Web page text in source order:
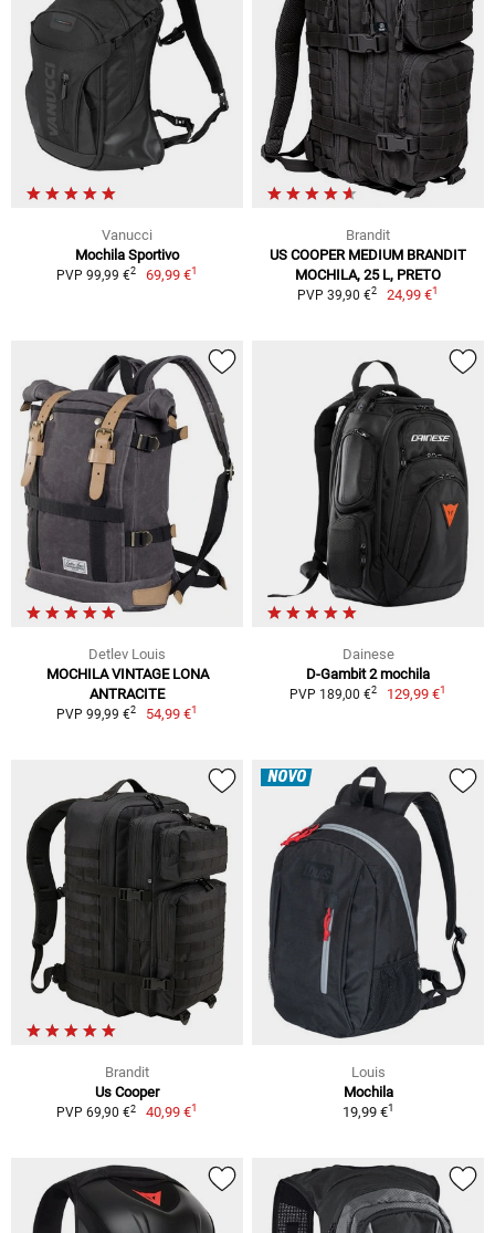
Vanucci
Mochila Sportivo
PVP 99,99 €2 69,99 €1
Brandit
US COOPER MEDIUM BRANDIT
MOCHILA, 25 L, PRETO
PVP 39,90 €2 24,99 €1
Detlev Louis
MOCHILA VINTAGE LONA
ANTRACITE
PVP 99,99 €2 54,99 €1
Dainese
D-Gambit 2 mochila
PVP 189,00 €2 129,99 €1
Brandit
Us Cooper
PVP 69,90 €2 40,99 €1
NOVO
Louis
Mochila
19,99 €1